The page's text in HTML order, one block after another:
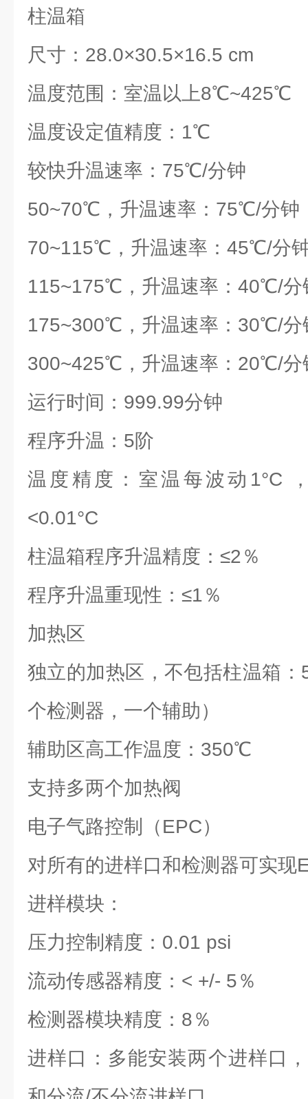
柱温箱
尺寸：28.0×30.5×16.5 cm
温度范围：室温以上8℃~425℃
温度设定值精度：1℃
较快升温速率：75℃/分钟
50~70℃，升温速率：75℃/分钟
70~115℃，升温速率：45℃/分
115~175℃，升温速率：40℃/分
175~300℃，升温速率：30℃/分
300~425℃，升温速率：20℃/分
运行时间：999.99分钟
程序升温：5阶
温度精度：室温每波动1°C
<0.01°C
柱温箱程序升温精度：≤2％
程序升温重现性：≤1％
加热区
独立的加热区，不包括柱温箱
个检测器，一个辅助）
辅助区高工作温度：350℃
支持多两个加热阀
电子气路控制（EPC）
对所有的进样口和检测器可实现
进样模块：
压力控制精度：0.01 psi
流动传感器精度：< +/- 5％
检测器模块精度：8％
进样口：多能安装两个进样口